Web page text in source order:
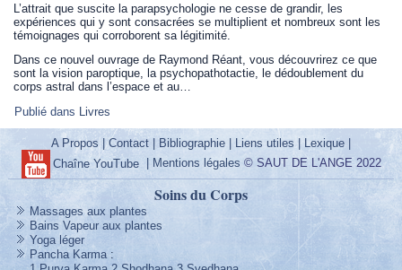
L’attrait que suscite la parapsychologie ne cesse de grandir, les
expériences qui y sont consacrées se multiplient et nombreux sont les
témoignages qui corroborent sa légitimité.
Dans ce nouvel ouvrage de Raymond Réant, vous découvrirez ce que
sont la vision paroptique, la psychopathotactie, le dédoublement du
corps astral dans l’espace et au…
Publié dans Livres
A Propos |Contact | Bibliographie | Liens utiles| Lexique |
Chaîne YouTube| Mentions légales © SAUT DE L'ANGE 2022
Soins du Corps
Massages aux plantes
Bains Vapeur aux plantes
Yoga léger
Pancha Karma: